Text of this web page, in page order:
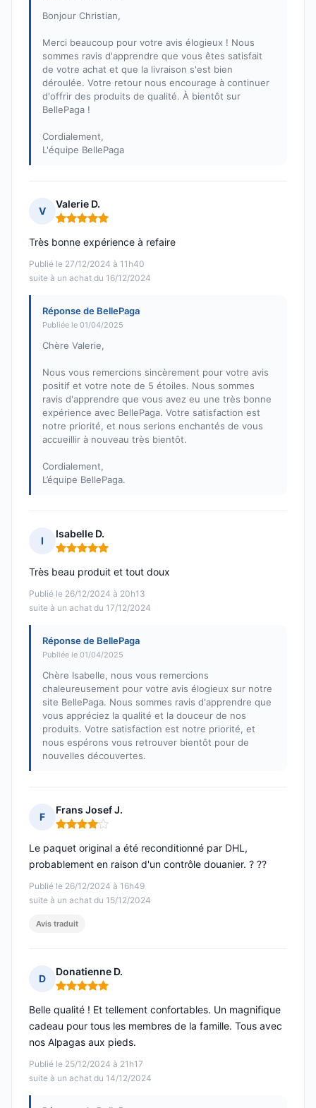
Bonjour Christian,
Merci beaucoup pour votre avis élogieux ! Nous
sommes ravis d'apprendre que vous êtes satisfait
de votre achat et que la livraison s'est bien
déroulée. Votre retour nous encourage à continuer
d'offrir des produits de qualité. À bientôt sur
BellePaga !
Cordialement,
L'équipe BellePaga
V
Valerie D.
Note : 5 sur 5
Publié le 27/12/2024 à 11h40
suite à un achat du 16/12/2024
Très bonne expérience à refaire
Réponse de BellePaga
Publiée le 01/04/2025
Chère Valerie,
Nous vous remercions sincèrement pour votre avis
positif et votre note de 5 étoiles. Nous sommes
ravis d'apprendre que vous avez eu une très bonne
expérience avec BellePaga. Votre satisfaction est
notre priorité, et nous serions enchantés de vous
accueillir à nouveau très bientôt.
Cordialement,
L’équipe BellePaga.
I
Isabelle D.
Note : 5 sur 5
Publié le 26/12/2024 à 20h13
suite à un achat du 17/12/2024
Très beau produit et tout doux
Réponse de BellePaga
Publiée le 01/04/2025
Chère Isabelle, nous vous remercions
chaleureusement pour votre avis élogieux sur notre
site BellePaga. Nous sommes ravis d'apprendre que
vous appréciez la qualité et la douceur de nos
produits. Votre satisfaction est notre priorité, et
nous espérons vous retrouver bientôt pour de
nouvelles découvertes.
F
Frans Josef J.
Note : 4 sur 5
Publié le 26/12/2024 à 16h49
suite à un achat du 15/12/2024
Le paquet original a été reconditionné par DHL,
probablement en raison d'un contrôle douanier. ? ??
Avis traduit
D
Donatienne D.
Note : 5 sur 5
Publié le 25/12/2024 à 21h17
suite à un achat du 14/12/2024
Belle qualité ! Et tellement confortables. Un magnifique
cadeau pour tous les membres de la famille. Tous avec
nos Alpagas aux pieds.